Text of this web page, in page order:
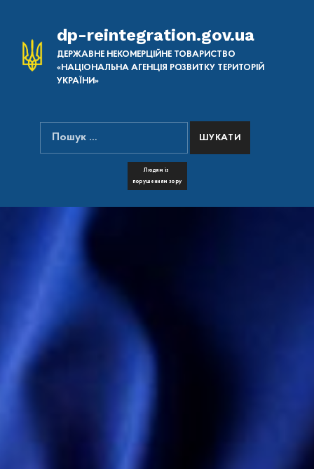
dp-reintegration.gov.ua
ДЕРЖАВНЕ НЕКОМЕРЦІЙНЕ ТОВАРИСТВО
«НАЦІОНАЛЬНА АГЕНЦІЯ РОЗВИТКУ ТЕРИТОРІЙ
УКРАЇНИ»
ПОШУК НА САЙТІ
Пошук:
Людям із
порушенням зору